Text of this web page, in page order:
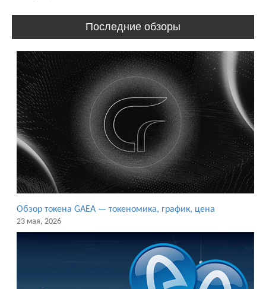
Последние обзоры
Обзор токена GAEA — токеномика, график, цена
23 мая, 2026